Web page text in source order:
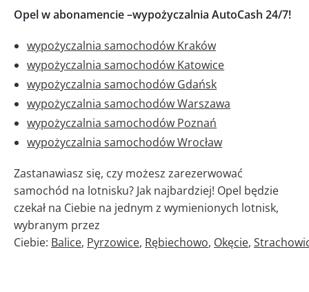
Opel w abonamencie –wypożyczalnia AutoCash 24/7!
wypożyczalnia samochodów Kraków
wypożyczalnia samochodów Katowice
wypożyczalnia samochodów Gdańsk
wypożyczalnia samochodów Warszawa
wypożyczalnia samochodów Poznań
wypożyczalnia samochodów Wrocław
Zastanawiasz się, czy możesz zarezerwować
samochód na lotnisku? Jak najbardziej! Opel będzie
czekał na Ciebie na jednym z wymienionych lotnisk,
wybranym przez
Ciebie: Balice, Pyrzowice, Rębiechowo, Okęcie,